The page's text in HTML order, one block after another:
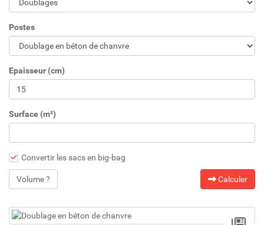
Postes
Epaisseur (cm)
Surface (m²)
Convertir les sacs en big-bag
Volume ? Calculer